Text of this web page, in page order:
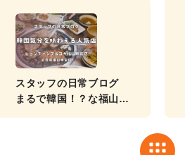
スタッフの日常ブログ
まるで韓国！？な福山の